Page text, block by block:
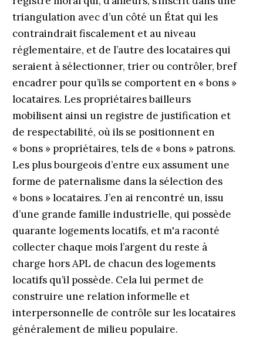
triangulation avec d’un côté un État qui les
contraindrait fiscalement et au niveau
réglementaire, et de l’autre des locataires qui
seraient à sélectionner, trier ou contrôler, bref
encadrer pour qu’ils se comportent en « bons »
locataires. Les propriétaires bailleurs
mobilisent ainsi un registre de justification et
de respectabilité, où ils se positionnent en
« bons » propriétaires, tels de « bons » patrons.
Les plus bourgeois d’entre eux assument une
forme de paternalisme dans la sélection des
« bons » locataires. J’en ai rencontré un, issu
d’une grande famille industrielle, qui possède
quarante logements locatifs, et m'a raconté
collecter chaque mois l’argent du reste à
charge hors APL de chacun des logements
locatifs qu’il possède. Cela lui permet de
construire une relation informelle et
interpersonnelle de contrôle sur les locataires
généralement de milieu populaire.